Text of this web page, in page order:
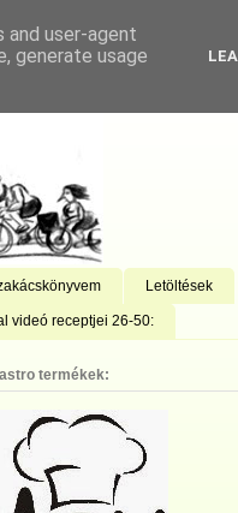
Letöltések
videó receptjei 26-50:
termékek:
and user-agent
generate usage